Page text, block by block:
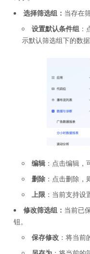
选择筛选组： 当存在
设置默认条件组 ：
示默认筛选组下的数
编辑 ：点击编辑，
删除 ：点击删除，
上限 ：当前支持设
修改筛选组： 当前已
钮。
保存修改 ：将当前